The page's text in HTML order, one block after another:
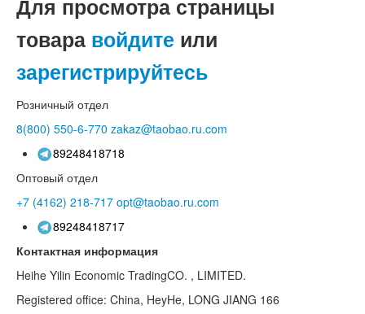
Для просмотра страницы
товара войдите или
зарегистрируйтесь
Розничный отдел
8(800) 550-6-770 zakaz@taobao.ru.com
89248418718
Оптовый отдел
+7 (4162) 218-717 opt@taobao.ru.com
89248418717
Контактная информация
Heihe Yilin Economic TradingCO. , LIMITED.
Registered office: China, HeyHe, LONG JIANG 166